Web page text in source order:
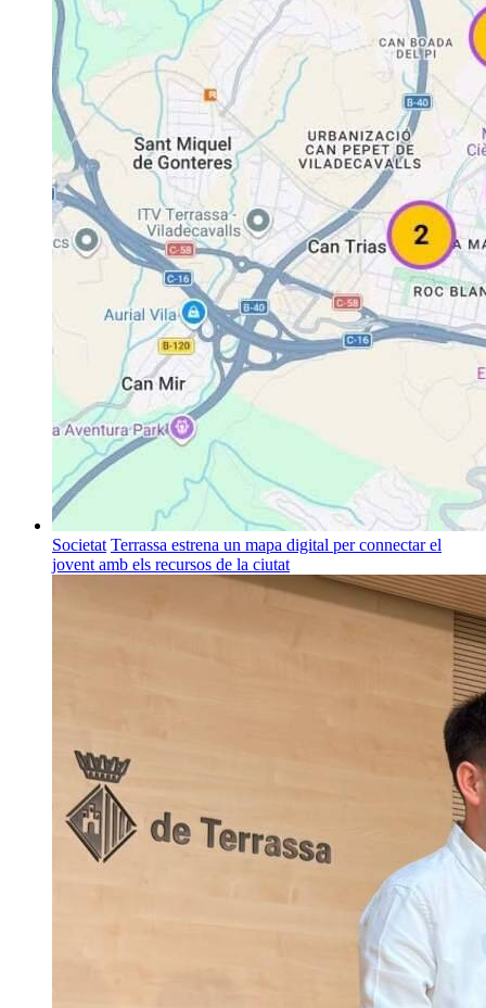
Societat Terrassa estrena un mapa digital per connectar el
jovent amb els recursos de la ciutat